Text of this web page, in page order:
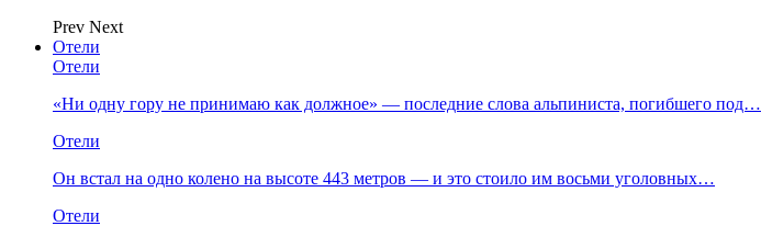
Prev Next
Отели
Отели
«Ни одну гору не принимаю как должное» — последние слова альпиниста, погибшего под…
Отели
Он встал на одно колено на высоте 443 метров — и это стоило им восьми уголовных…
Отели